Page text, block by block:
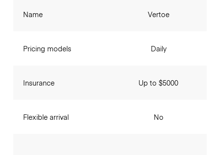
Name
Pricing models
Insurance
Flexible arrival
Vertoe
Daily
Up to $5000
No